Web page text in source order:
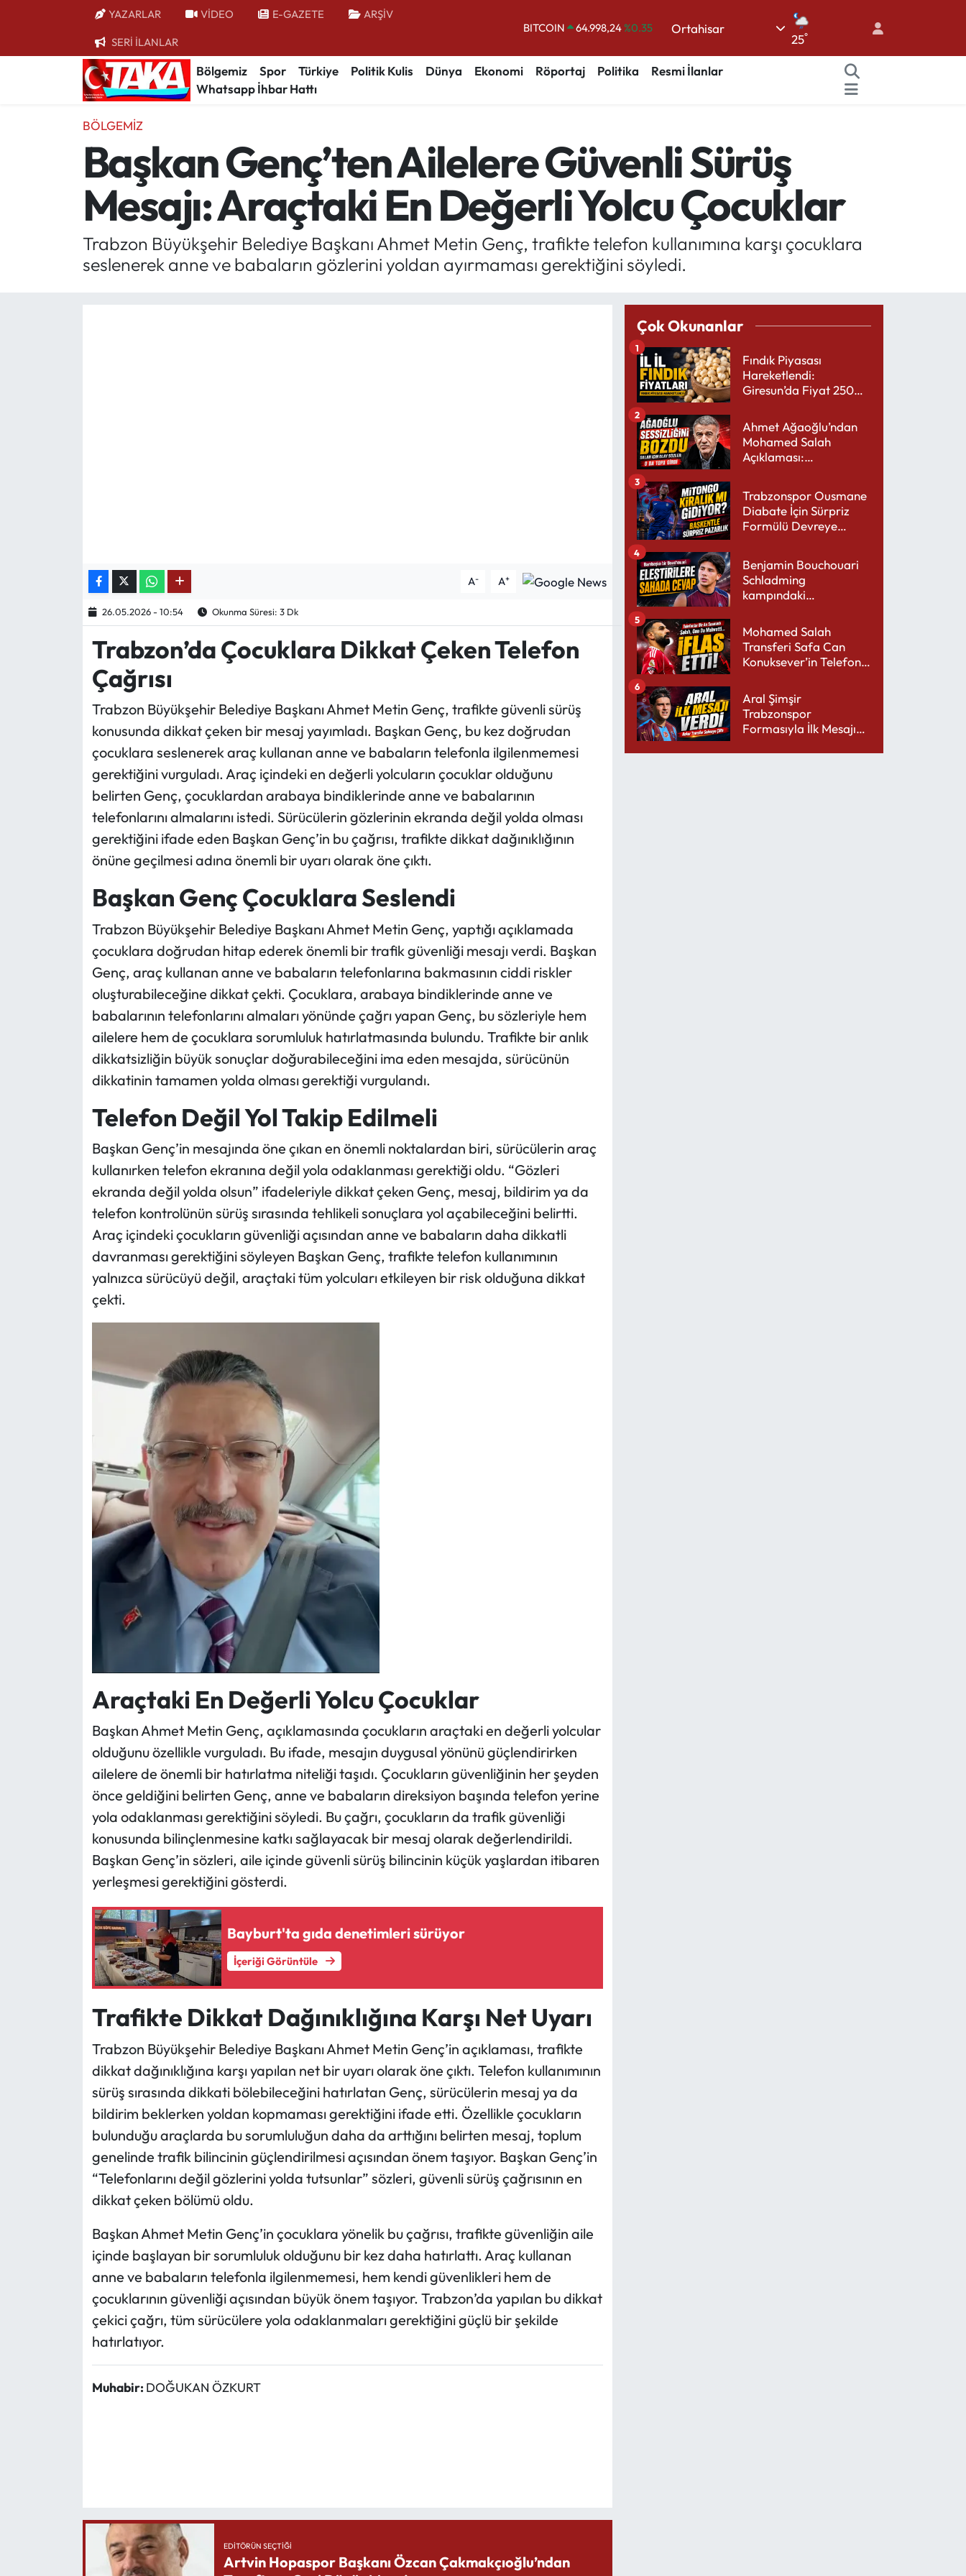
YAZARLAR VİDEO E-GAZETE ARŞİV
SERİ İLANLAR
DOLAR 47,7436%0.18
EURO
55,2510%0.32
STERLİN
64,4811 %0.38
BITCOIN
64.998,24%0.35
Ortahisar
25°
Bölgemiz Spor Türkiye Politik Kulis Dünya Ekonomi Röportaj Politika
Resmi İlanlar
Whatsapp İhbar Hattı
BÖLGEMIZ
Başkan Genç’ten Ailelere Güvenli Sürüş
Mesajı: Araçtaki En Değerli Yolcu Çocuklar
Trabzon Büyükşehir Belediye Başkanı Ahmet Metin Genç, trafikte telefon kullanımına karşı çocuklara
seslenerek anne ve babaların gözlerini yoldan ayırmaması gerektiğini söyledi.
A- A+
26.05.2026 - 10:54 Okunma Süresi: 3 Dk
Trabzon’da Çocuklara Dikkat Çeken Telefon
Çağrısı
Trabzon Büyükşehir Belediye Başkanı Ahmet Metin Genç, trafikte güvenli sürüş
konusunda dikkat çeken bir mesaj yayımladı. Başkan Genç, bu kez doğrudan
çocuklara seslenerek araç kullanan anne ve babaların telefonla ilgilenmemesi
gerektiğini vurguladı. Araç içindeki en değerli yolcuların çocuklar olduğunu
belirten Genç, çocuklardan arabaya bindiklerinde anne ve babalarının
telefonlarını almalarını istedi. Sürücülerin gözlerinin ekranda değil yolda olması
gerektiğini ifade eden Başkan Genç’in bu çağrısı, trafikte dikkat dağınıklığının
önüne geçilmesi adına önemli bir uyarı olarak öne çıktı.
Başkan Genç Çocuklara Seslendi
Trabzon Büyükşehir Belediye Başkanı Ahmet Metin Genç, yaptığı açıklamada
çocuklara doğrudan hitap ederek önemli bir trafik güvenliği mesajı verdi. Başkan
Genç, araç kullanan anne ve babaların telefonlarına bakmasının ciddi riskler
oluşturabileceğine dikkat çekti. Çocuklara, arabaya bindiklerinde anne ve
babalarının telefonlarını almaları yönünde çağrı yapan Genç, bu sözleriyle hem
ailelere hem de çocuklara sorumluluk hatırlatmasında bulundu. Trafikte bir anlık
dikkatsizliğin büyük sonuçlar doğurabileceğini ima eden mesajda, sürücünün
dikkatinin tamamen yolda olması gerektiği vurgulandı.
Telefon Değil Yol Takip Edilmeli
Başkan Genç’in mesajında öne çıkan en önemli noktalardan biri, sürücülerin araç
kullanırken telefon ekranına değil yola odaklanması gerektiği oldu. “Gözleri
ekranda değil yolda olsun” ifadeleriyle dikkat çeken Genç, mesaj, bildirim ya da
telefon kontrolünün sürüş sırasında tehlikeli sonuçlara yol açabileceğini belirtti.
Araç içindeki çocukların güvenliği açısından anne ve babaların daha dikkatli
davranması gerektiğini söyleyen Başkan Genç, trafikte telefon kullanımının
yalnızca sürücüyü değil, araçtaki tüm yolcuları etkileyen bir risk olduğuna dikkat
çekti.
Araçtaki En Değerli Yolcu Çocuklar
Başkan Ahmet Metin Genç, açıklamasında çocukların araçtaki en değerli yolcular
olduğunu özellikle vurguladı. Bu ifade, mesajın duygusal yönünü güçlendirirken
ailelere de önemli bir hatırlatma niteliği taşıdı. Çocukların güvenliğinin her şeyden
önce geldiğini belirten Genç, anne ve babaların direksiyon başında telefon yerine
yola odaklanması gerektiğini söyledi. Bu çağrı, çocukların da trafik güvenliği
konusunda bilinçlenmesine katkı sağlayacak bir mesaj olarak değerlendirildi.
Başkan Genç’in sözleri, aile içinde güvenli sürüş bilincinin küçük yaşlardan itibaren
yerleşmesi gerektiğini gösterdi.
Bayburt'ta gıda denetimleri sürüyor
İçeriği Görüntüle
Trafikte Dikkat Dağınıklığına Karşı Net Uyarı
Trabzon Büyükşehir Belediye Başkanı Ahmet Metin Genç’in açıklaması, trafikte
dikkat dağınıklığına karşı yapılan net bir uyarı olarak öne çıktı. Telefon kullanımının
sürüş sırasında dikkati bölebileceğini hatırlatan Genç, sürücülerin mesaj ya da
bildirim beklerken yoldan kopmaması gerektiğini ifade etti. Özellikle çocukların
bulunduğu araçlarda bu sorumluluğun daha da arttığını belirten mesaj, toplum
genelinde trafik bilincinin güçlendirilmesi açısından önem taşıyor. Başkan Genç’in
“Telefonlarını değil gözlerini yolda tutsunlar” sözleri, güvenli sürüş çağrısının en
dikkat çeken bölümü oldu.
Başkan Ahmet Metin Genç’in çocuklara yönelik bu çağrısı, trafikte güvenliğin aile
içinde başlayan bir sorumluluk olduğunu bir kez daha hatırlattı. Araç kullanan
anne ve babaların telefonla ilgilenmemesi, hem kendi güvenlikleri hem de
çocuklarının güvenliği açısından büyük önem taşıyor. Trabzon’da yapılan bu dikkat
çekici çağrı, tüm sürücülere yola odaklanmaları gerektiğini güçlü bir şekilde
hatırlatıyor.
Muhabir: DOĞUKAN ÖZKURT
EDITÖRÜN SEÇTIĞI
Artvin Hopaspor Başkanı Özcan Çakmakçıoğlu’ndan
Çok Okunanlar
Fındık Piyasası
Hareketlendi:
Giresun’da Fiyat 250
1
Ahmet Ağaoğlu’ndan
Mohamed Salah
Açıklaması:
2
Trabzonspor Ousmane
Diabate İçin Sürpriz
Formülü Devreye
3
Benjamin Bouchouari
Schladming
kampındaki
4
Mohamed Salah
Transferi Safa Can
Konuksever’in Telefon
5
Aral Şimşir
Trabzonspor
Formasıyla İlk Mesajını
6
Bölgemiz
Kültür/Sanat
Politik Kulis
ASTROLOJİ
Spor Yazıları
Mektup Galeri
Trabzon Nöbetçi Eczaneler
Trabzon Hava Durumu
Trabzon Trafik Yoğunluk Haritası
Süper Lig Puan Durumu ve Fikstür
Tüm Manşetler
Son Dakika Haberleri
Haber Arşivi